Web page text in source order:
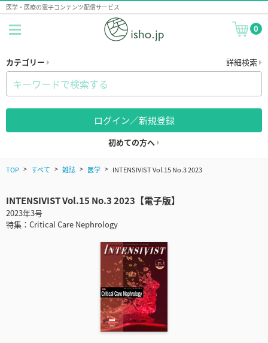
医学・医療の電子コンテンツ配信サービス
0
カテゴリー 詳細検索
ログイン／新規登録
初めての方へ
TOP すべて 雑誌 医学 INTENSIVIST Vol.15 No.3 2023
INTENSIVIST Vol.15 No.3 2023【電子版】
2023年3号
特集：Critical Care Nephrology